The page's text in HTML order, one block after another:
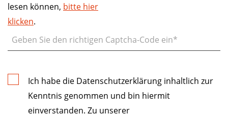
lesen können, bitte hier
klicken.
Ich habe die Datenschutzerklärung inhaltlich zur
Kenntnis genommen und bin hiermit
einverstanden. Zu unserer